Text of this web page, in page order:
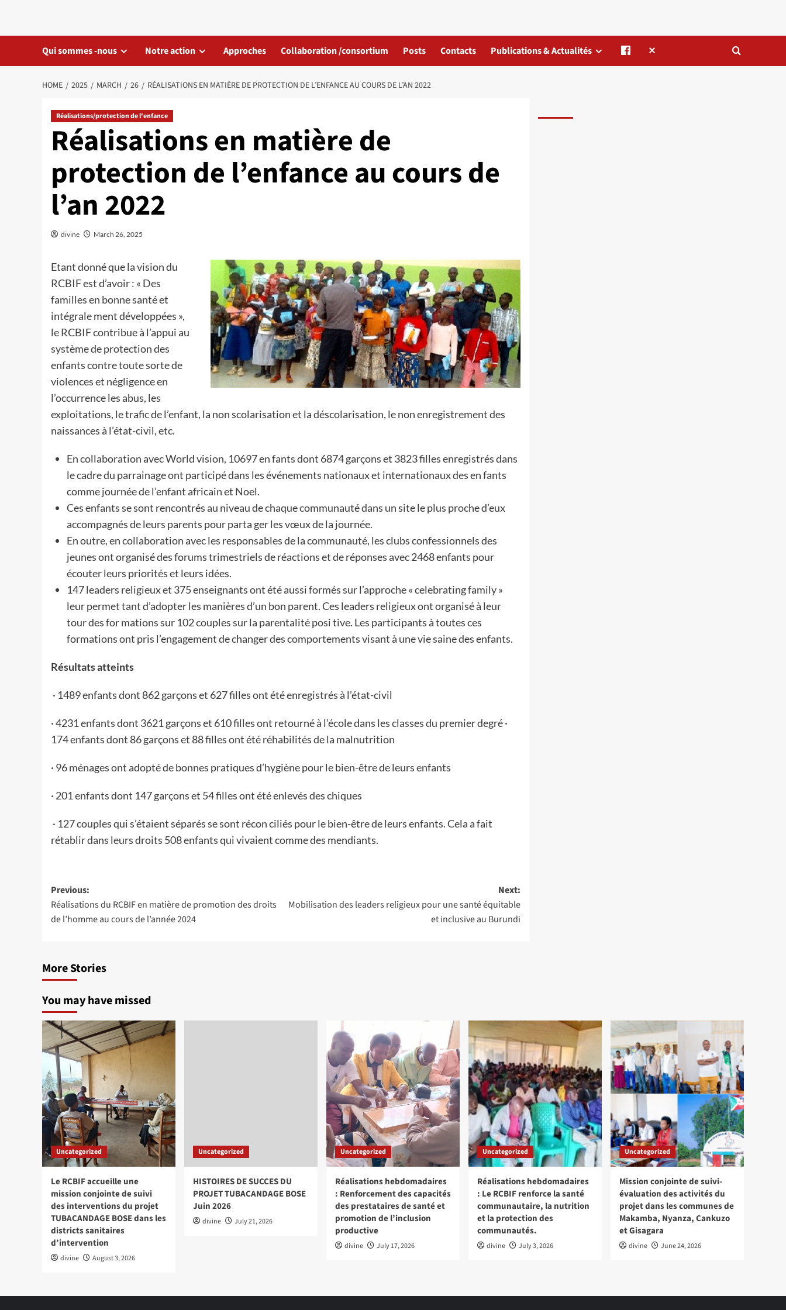
content
Qui sommes -nous Notre action Approches Collaboration /consortium Posts Contacts Publications & Actualités
HOME 2025 MARCH 26 RÉALISATIONS EN MATIÈRE DE PROTECTION DE L’ENFANCE AU COURS DE L’AN 2022
Réalisations/protection de l'enfance
Réalisations en matière de
protection de l’enfance au cours de
l’an 2022
divine March 26, 2025
Etant donné que la vision du
RCBIF est d’avoir : « Des
familles en bonne santé et
intégrale ment développées »,
le RCBIF contribue à l’appui au
système de protection des
enfants contre toute sorte de
violences et négligence en
l’occurrence les abus, les
exploitations, le trafic de l’enfant, la non scolarisation et la déscolarisation, le non enregistrement des
naissances à l’état-civil, etc.
En collaboration avec World vision, 10697 en fants dont 6874 garçons et 3823 filles enregistrés dans
le cadre du parrainage ont participé dans les événements nationaux et internationaux des en fants
comme journée de l’enfant africain et Noel.
Ces enfants se sont rencontrés au niveau de chaque communauté dans un site le plus proche d’eux
accompagnés de leurs parents pour parta ger les vœux de la journée.
En outre, en collaboration avec les responsables de la communauté, les clubs confessionnels des
jeunes ont organisé des forums trimestriels de réactions et de réponses avec 2468 enfants pour
écouter leurs priorités et leurs idées.
147 leaders religieux et 375 enseignants ont été aussi formés sur l’approche « celebrating family »
leur permet tant d’adopter les manières d’un bon parent. Ces leaders religieux ont organisé à leur
tour des for mations sur 102 couples sur la parentalité posi tive. Les participants à toutes ces
formations ont pris l’engagement de changer des comportements visant à une vie saine des enfants.
Résultats atteints
· 1489 enfants dont 862 garçons et 627 filles ont été enregistrés à l’état-civil
· 4231 enfants dont 3621 garçons et 610 filles ont retourné à l’école dans les classes du premier degré ·
174 enfants dont 86 garçons et 88 filles ont été réhabilités de la malnutrition
· 96 ménages ont adopté de bonnes pratiques d’hygiène pour le bien-être de leurs enfants
· 201 enfants dont 147 garçons et 54 filles ont été enlevés des chiques
· 127 couples qui s’étaient séparés se sont récon ciliés pour le bien-être de leurs enfants. Cela a fait
rétablir dans leurs droits 508 enfants qui vivaient comme des mendiants.
Post
navigation
Previous:
Réalisations du RCBIF en matière de promotion des droits
de l’homme au cours de l’année 2024
Next:
Mobilisation des leaders religieux pour une santé équitable
et inclusive au Burundi
More Stories
You may have missed
Uncategorized
Le RCBIF accueille une
mission conjointe de suivi
des interventions du projet
TUBACANDAGE BOSE dans les
districts sanitaires
d’intervention
divine August 3, 2026
Uncategorized
HISTOIRES DE SUCCES DU
PROJET TUBACANDAGE BOSE
Juin 2026
divine July 21, 2026
Uncategorized
Réalisations hebdomadaires
: Renforcement des capacités
des prestataires de santé et
promotion de l’inclusion
productive
divine July 17, 2026
Uncategorized
Réalisations hebdomadaires
: Le RCBIF renforce la santé
communautaire, la nutrition
et la protection des
communautés.
divine July 3, 2026
Uncategorized
Mission conjointe de suivi-
évaluation des activités du
projet dans les communes de
Makamba, Nyanza, Cankuzo
et Gisagara
divine June 24, 2026